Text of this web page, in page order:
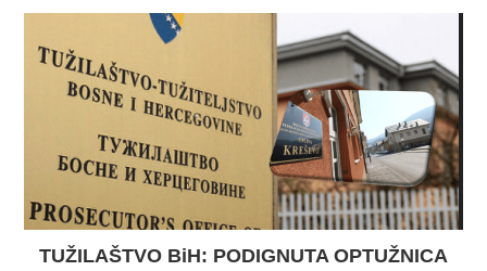
TUŽILAŠTVO BiH: PODIGNUTA OPTUŽNICA